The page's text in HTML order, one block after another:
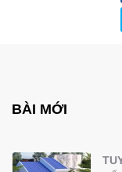
BÀI MỚI